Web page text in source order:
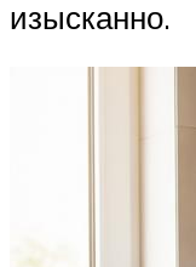
изысканно.